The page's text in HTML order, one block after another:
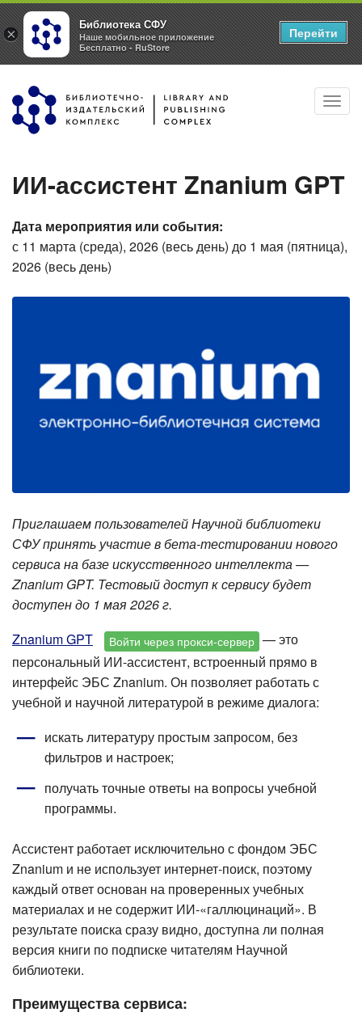
Перейти
основному
ИИ-ассистент Znanium GPT
Дата мероприятия или события:
с 11 марта (среда), 2026 (весь день) до 1 мая (пятница),
2026 (весь день)
Приглашаем пользователей Научной библиотеки
СФУ принять участие в бета-тестировании нового
сервиса на базе искусственного интеллекта —
Znanium GPT. Тестовый доступ к сервису будет
доступен до 1 мая 2026 г.
Znanium GPT
Войти через прокси-сервер — это
персональный ИИ-ассистент, встроенный прямо в
интерфейс ЭБС Znanium. Он позволяет работать с
учебной и научной литературой в режиме диалога:
искать литературу простым запросом, без
фильтров и настроек;
получать точные ответы на вопросы учебной
программы.
Ассистент работает исключительно с фондом ЭБС
Znanium и не использует интернет-поиск, поэтому
каждый ответ основан на проверенных учебных
материалах и не содержит ИИ-«галлюцинаций». В
результате поиска сразу видно, доступна ли полная
версия книги по подписке читателям Научной
библиотеки.
Преимущества сервиса:
×
Библиотека СФУ
Наше мобильное приложение
Бесплатно - RuStore
Перейти